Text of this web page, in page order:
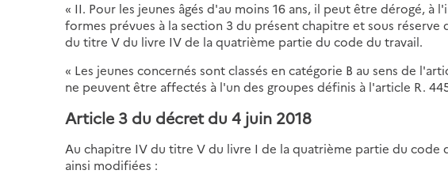
« II. Pour les jeunes âgés d'au moins 16 ans, il peut être dérogé,
formes prévues à la section 3 du présent chapitre et sous
du titre V du livre IV de la quatrième partie du code du travail.
« Les jeunes concernés sont classés en catégorie B au sens de
ne peuvent être affectés à l'un des groupes définis à l'article R.
Article 3 du décret du 4 juin 2018
Au chapitre IV du titre V du livre I de la quatrième partie du code
ainsi modifiées :